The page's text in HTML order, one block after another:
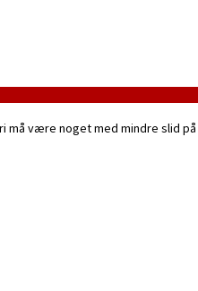
være noget med mindre slid på